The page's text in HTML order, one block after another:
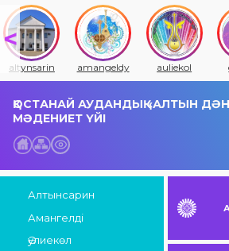
altynsarin amangeldy auliekol
ҚОСТАНАЙ АУДАНДЫҚ «АЛТЫН
МӘДЕНИЕТ ҮЙІ
Алтынсарин
Амангелді
Әулиекөл